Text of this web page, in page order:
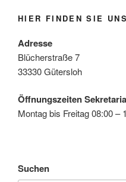
HIER FINDEN SIE UNS
Adresse
Blücherstraße 7
33330 Gütersloh
Öffnungszeiten
Montag bis Freitag 08:00 –
Suchen